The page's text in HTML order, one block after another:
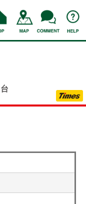
台